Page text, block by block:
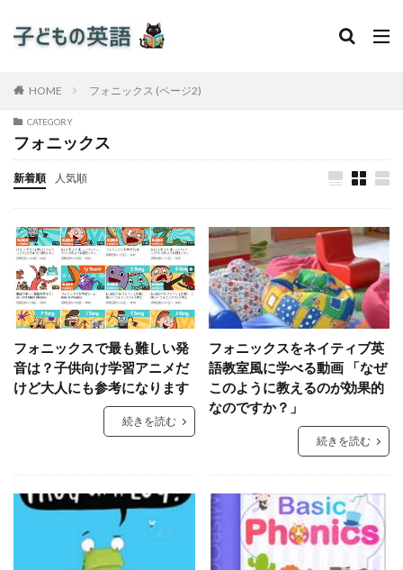
HOME フォニックス (ページ2)
CATEGORY
フォニックス
新着順 人気順
フォニックスで最も難しい発
音は？子供向け学習アニメだ
けど大人にも参考になります
続きを読む
フォニックスをネイティブ英
語教室風に学べる動画 「なぜ
このように教えるのが効果的
なのですか？」
続きを読む